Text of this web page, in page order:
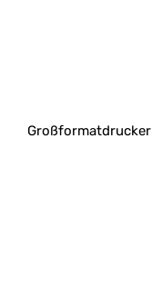
Großformatdrucker